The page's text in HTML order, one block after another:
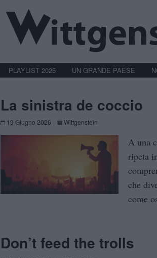
PLAYLIST 2025 UN GRANDE PAESE
La sinistra de coccio
19 Giugno 2026 Wittgenstein
A una
ripeta
che
come
Don’t feed the trolls